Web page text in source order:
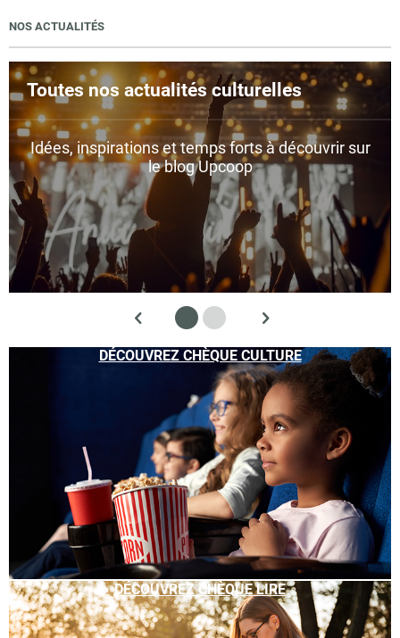
NOS ACTUALITÉS
Toutes nos actualités culturelles
Idées, inspirations et temps forts à découvrir sur
le blog Upcoop
DÉCOUVREZ CHÈQUE CULTURE
DÉCOUVREZ CHÈQUE LIRE